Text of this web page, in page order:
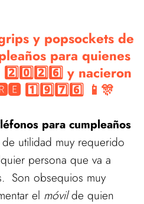
y popsockets de
para quienes
y nacieron
📱🎊
para cumpleaños
utilidad muy requerido
persona que va a
Son obsequios muy
el móvilde quien